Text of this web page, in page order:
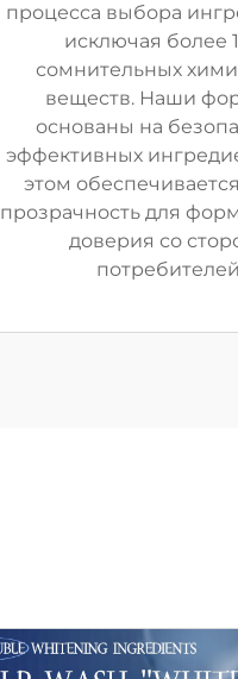
процесса выбора
исключая более
сомнительных
веществ. Наши
основаны на
эффективных
этом
прозрачность для
доверия со